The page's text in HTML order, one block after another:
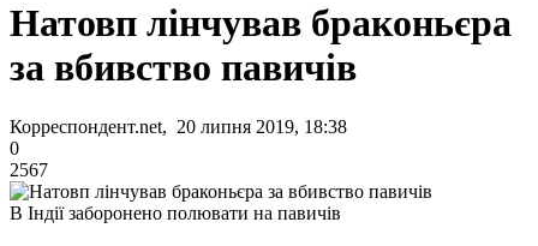
Натовп лінчував браконьєра
за вбивство павичів
Корреспондент.net, 20 липня 2019, 18:38
0
2567
В Індії заборонено полювати на павичів